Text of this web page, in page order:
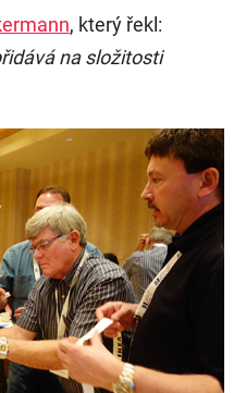
, který řekl:
na složitosti